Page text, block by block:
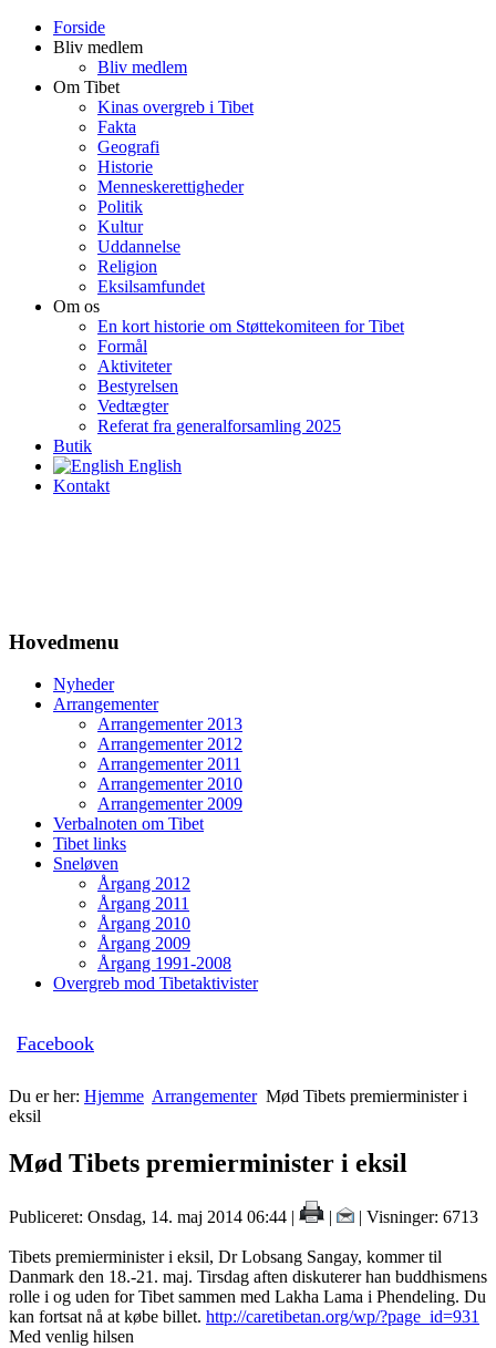
Forside
Bliv medlem
Bliv medlem
Om Tibet
Kinas overgreb i Tibet
Fakta
Geografi
Historie
Menneskerettigheder
Politik
Kultur
Uddannelse
Religion
Eksilsamfundet
Om os
En kort historie om Støttekomiteen for Tibet
Formål
Aktiviteter
Bestyrelsen
Vedtægter
Referat fra generalforsamling 2025
Butik
English
Kontakt
Hovedmenu
Nyheder
Arrangementer
Arrangementer 2013
Arrangementer 2012
Arrangementer 2011
Arrangementer 2010
Arrangementer 2009
Verbalnoten om Tibet
Tibet links
Sneløven
Årgang 2012
Årgang 2011
Årgang 2010
Årgang 2009
Årgang 1991-2008
Overgreb mod Tibetaktivister
Facebook
Du er her: Hjemme Arrangementer Mød Tibets premierminister i
eksil
Mød Tibets premierminister i eksil
Publiceret: Onsdag, 14. maj 2014 06:44 | | | Visninger: 6713
Tibets premierminister i eksil, Dr Lobsang Sangay, kommer til
Danmark den 18.-21. maj. Tirsdag aften diskuterer han buddhismens
rolle i og uden for Tibet sammen med Lakha Lama i Phendeling. Du
kan fortsat nå at købe billet. http://caretibetan.org/wp/?page_id=931
Med venlig hilsen